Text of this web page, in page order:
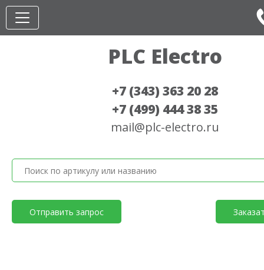
PLC Electro
+7 (343) 363 20 28
+7 (499) 444 38 35
mail@plc-electro.ru
Отправить запрос